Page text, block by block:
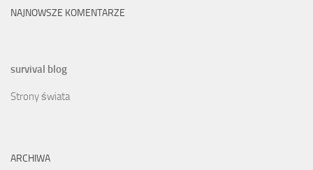
NAJNOWSZE KOMENTARZE
survival blog
Strony świata
ARCHIWA